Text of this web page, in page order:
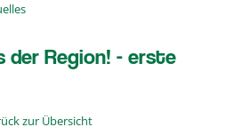
der Region! - erste
zur Übersicht